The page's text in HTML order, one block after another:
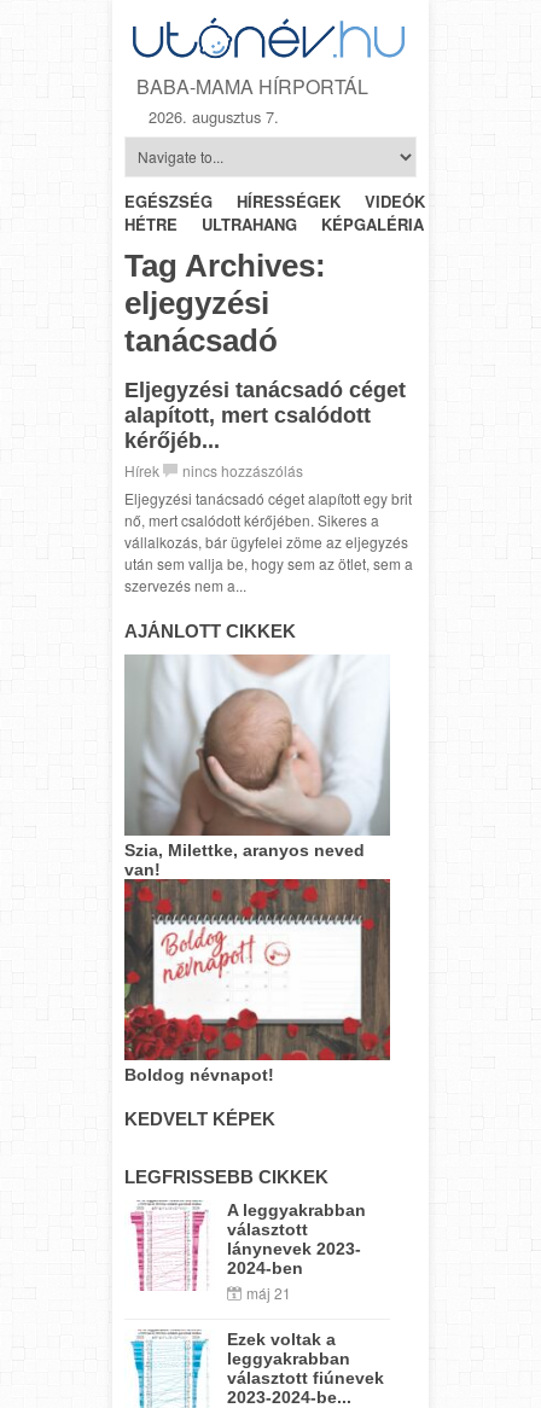
BABA-MAMA HÍRPORTÁL
2026. augusztus 7.
EGÉSZSÉG HÍRESSÉGEK VIDEÓK
HÉTRŐL-
HÉTRE
ULTRAHANG KÉPGALÉRIA
Tag Archives:
eljegyzési
tanácsadó
Eljegyzési tanácsadó céget
alapított, mert csalódott
kérőjéb...
Hírek
nincs hozzászólás
Eljegyzési tanácsadó céget alapított egy brit
nő, mert csalódott kérőjében. Sikeres a
vállalkozás, bár ügyfelei zöme az eljegyzés
után sem vallja be, hogy sem az ötlet, sem a
szervezés nem a...
AJÁNLOTT CIKKEK
Szia, Milettke, aranyos neved
van!
Boldog névnapot!
KEDVELT KÉPEK
LEGFRISSEBB CIKKEK
A leggyakrabban
választott
lánynevek 2023-
2024-ben
máj 21
Ezek voltak a
leggyakrabban
választott fiúnevek
2023-2024-be...